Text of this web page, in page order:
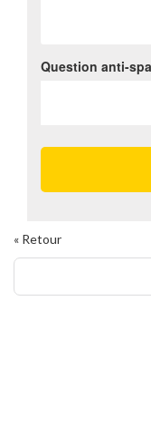
Question anti-
« Retour